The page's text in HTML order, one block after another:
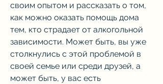
своим опытом и рассказать о том,
как можно оказать помощь дома
тем, кто страдает от алкогольной
зависимости. Может быть, вы уже
столкнулись с этой проблемой в
своей семье или среди друзей, а
может быть, у вас есть